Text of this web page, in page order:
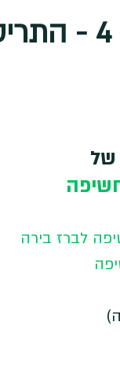
של
לברז בירה